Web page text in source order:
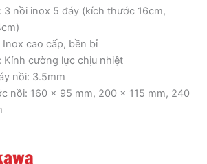
3 nồi inox 5 đáy (kích thước 16cm,
Inox cao cấp, bền bỉ
Kính cường lực chịu nhiệt
nồi: 3.5mm
nồi: 160 x 95 mm, 200 x 115 mm, 240